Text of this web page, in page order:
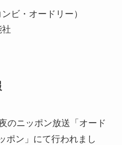
ビ・オードリー）
のニッポン放送「オード
ポン」にて行われまし